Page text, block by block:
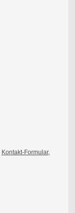
Kontakt-Formular,